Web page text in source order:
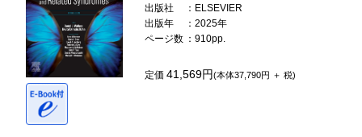
出版社
：ELSEVIER
出版年
：2025年
ページ数 ：910pp.
定価41,569円(本体37,790円 ＋ 税)